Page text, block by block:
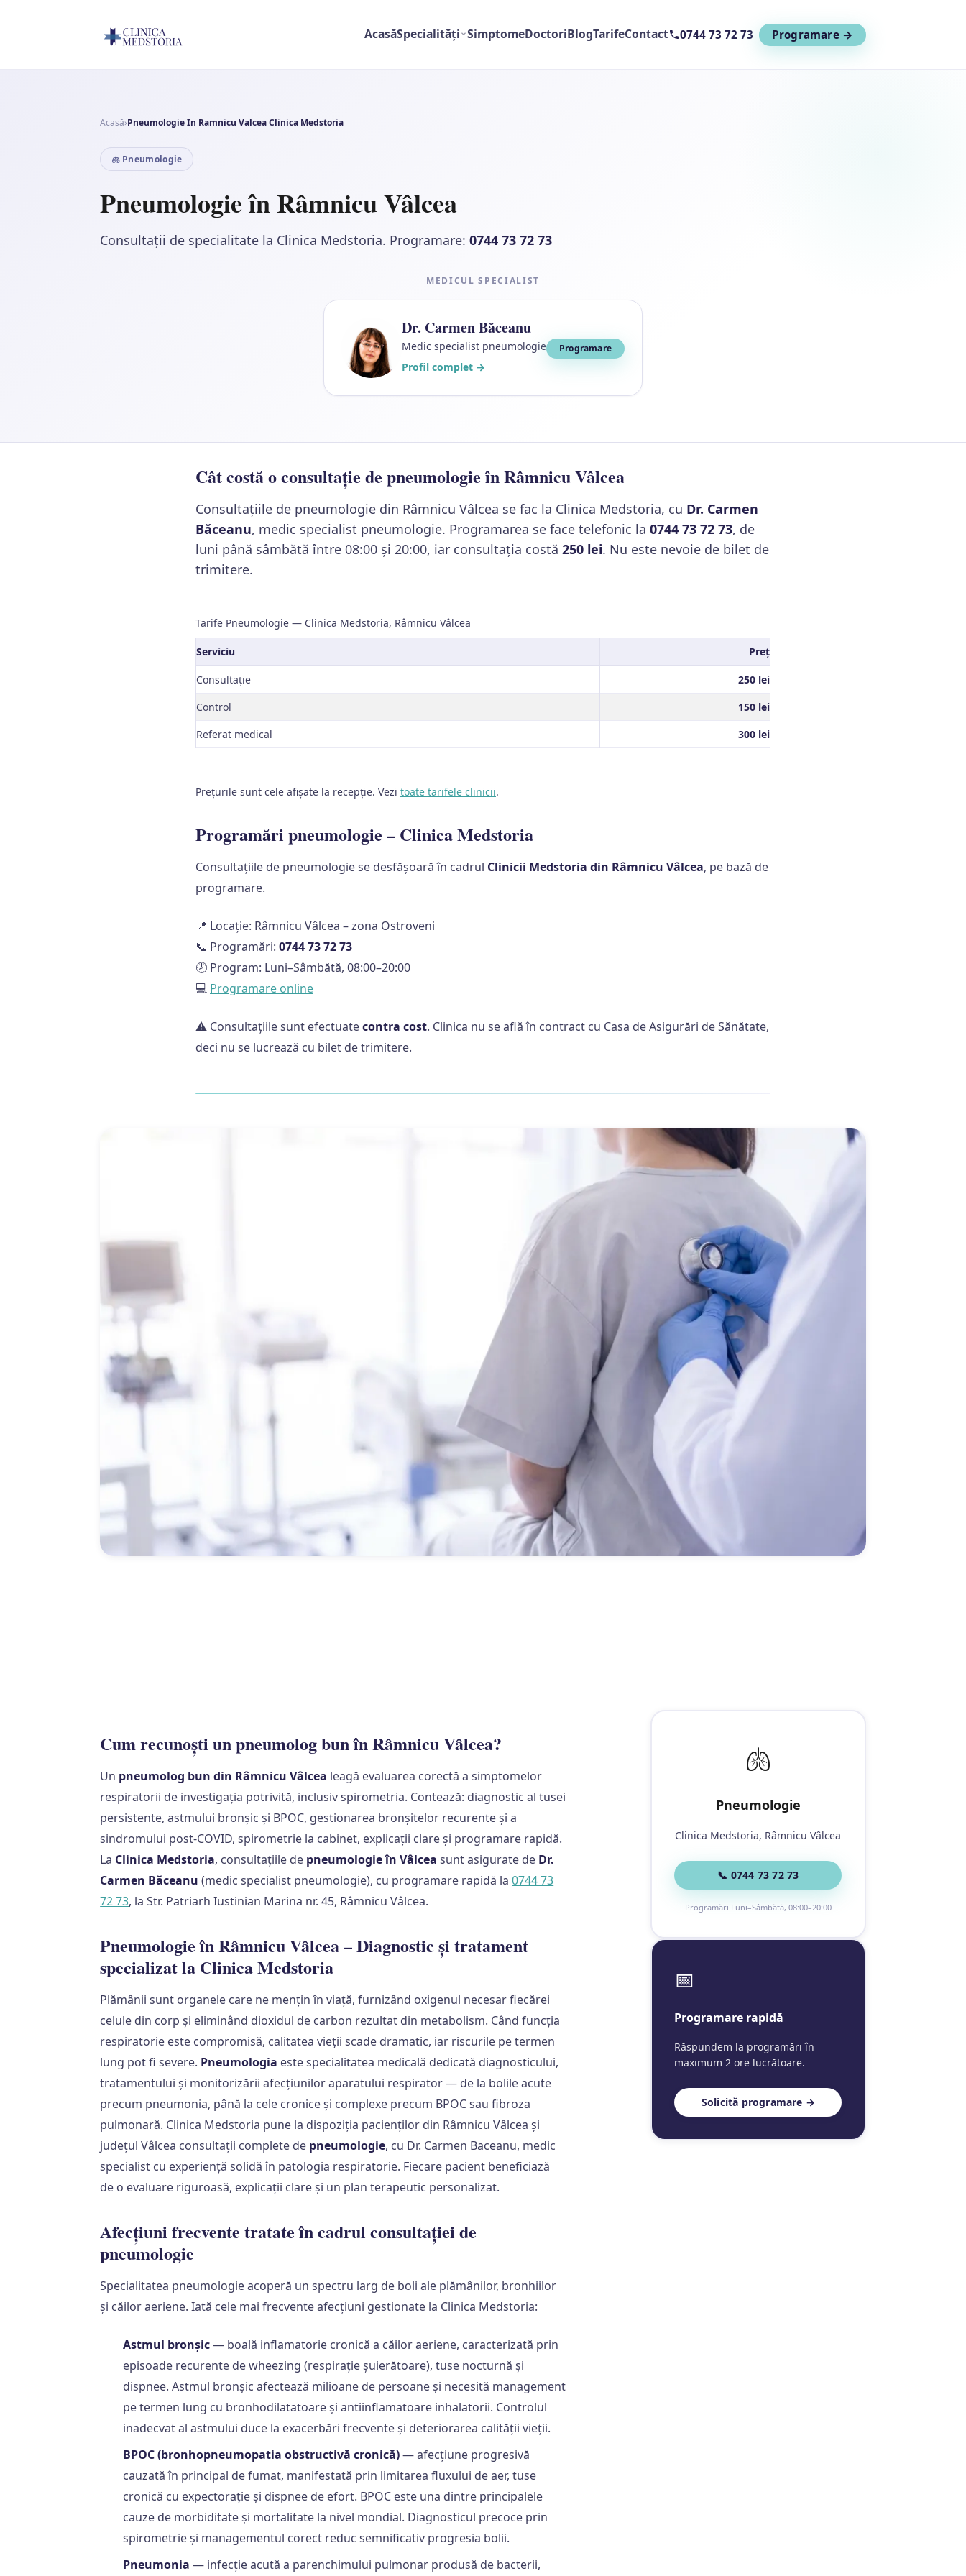
AcasăSpecialități SimptomeDoctoriBlogTarifeContact 0744 73 72 73 Programare →
Acasă›Pneumologie In Ramnicu Valcea Clinica Medstoria
🫁 Pneumologie
Pneumologie în Râmnicu Vâlcea
Consultații de specialitate la Clinica Medstoria. Programare:0744 73 72 73
MEDICUL SPECIALIST
Dr. Carmen Băceanu
Medic specialist pneumologie
Profil complet →
Programare
Cât costă o consultație de pneumologie în Râmnicu Vâlcea
Consultațiile de pneumologie din Râmnicu Vâlcea se fac la Clinica Medstoria, cu Dr. Carmen
Băceanu, medic specialist pneumologie. Programarea se face telefonic la 0744 73 72 73, de
luni până sâmbătă între 08:00 și 20:00, iar consultația costă 250 lei. Nu este nevoie de bilet de
trimitere.
Tarife Pneumologie — Clinica Medstoria, Râmnicu Vâlcea
Serviciu Preț
Consultație
250 lei
Control
150 lei
Referat medical
300 lei
Prețurile sunt cele afișate la recepție. Vezi toate tarifele clinicii.
Programări pneumologie – Clinica Medstoria
Consultațiile de pneumologie se desfășoară în cadrul Clinicii Medstoria din Râmnicu Vâlcea, pe bază de
programare.
📍 Locație: Râmnicu Vâlcea – zona Ostroveni
📞 Programări: 0744 73 72 73
🕗 Program: Luni–Sâmbătă, 08:00–20:00
💻 Programare online
⚠️ Consultațiile sunt efectuatecontra cost. Clinica nu se află în contract cu Casa de Asigurări de Sănătate,
deci nu se lucrează cu bilet de trimitere.
Cum recunoști un pneumolog bun în Râmnicu Vâlcea?
Un pneumolog bun din Râmnicu Vâlcea leagă evaluarea corectă a simptomelor
respiratorii de investigația potrivită, inclusiv spirometria. Contează: diagnostic al tusei
persistente, astmului bronșic și BPOC, gestionarea bronșitelor recurente și a
sindromului post-COVID, spirometrie la cabinet, explicații clare și programare rapidă.
La Clinica Medstoria, consultațiile de pneumologie în Vâlcea sunt asigurate de Dr.
Carmen Băceanu (medic specialist pneumologie), cu programare rapidă la0744 73
72 73, la Str. Patriarh Iustinian Marina nr. 45, Râmnicu Vâlcea.
Pneumologie în Râmnicu Vâlcea – Diagnostic și tratament
specializat la Clinica Medstoria
Plămânii sunt organele care ne mențin în viață, furnizând oxigenul necesar fiecărei
celule din corp și eliminând dioxidul de carbon rezultat din metabolism. Când funcția
respiratorie este compromisă, calitatea vieții scade dramatic, iar riscurile pe termen
lung pot fi severe. Pneumologia este specialitatea medicală dedicată diagnosticului,
tratamentului și monitorizării afecțiunilor aparatului respirator — de la bolile acute
precum pneumonia, până la cele cronice și complexe precum BPOC sau fibroza
pulmonară. Clinica Medstoria pune la dispoziția pacienților din Râmnicu Vâlcea și
județul Vâlcea consultații complete de pneumologie, cu Dr. Carmen Baceanu, medic
specialist cu experiență solidă în patologia respiratorie. Fiecare pacient beneficiază
de o evaluare riguroasă, explicații clare și un plan terapeutic personalizat.
Afecțiuni frecvente tratate în cadrul consultației de
pneumologie
Specialitatea pneumologie acoperă un spectru larg de boli ale plămânilor, bronhiilor
și căilor aeriene. Iată cele mai frecvente afecțiuni gestionate la Clinica Medstoria:
Astmul bronșic— boală inflamatorie cronică a căilor aeriene, caracterizată prin
episoade recurente de wheezing (respirație șuierătoare), tuse nocturnă și
dispnee. Astmul bronșic afectează milioane de persoane și necesită management
pe termen lung cu bronhodilatatoare și antiinflamatoare inhalatorii. Controlul
inadecvat al astmului duce la exacerbări frecvente și deteriorarea calității vieții.
BPOC (bronhopneumopatia obstructivă cronică)— afecțiune progresivă
cauzată în principal de fumat, manifestată prin limitarea fluxului de aer, tuse
cronică cu expectorație și dispnee de efort. BPOC este una dintre principalele
cauze de morbiditate și mortalitate la nivel mondial. Diagnosticul precoce prin
spirometrie și managementul corect reduc semnificativ progresia bolii.
Pneumonia — infecție acută a parenchimului pulmonar produsă de bacterii,
🫁
Pneumologie
Clinica Medstoria, Râmnicu Vâlcea
📞 0744 73 72 73
Programări Luni–Sâmbătă, 08:00–20:00
📅
Programare rapidă
Răspundem la programări în
maximum 2 ore lucrătoare.
Solicită programare →